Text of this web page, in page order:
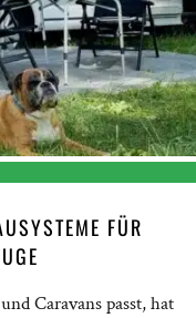
FÜR
Caravans passt, hat